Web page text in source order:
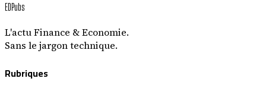
EDPubs
L'actu Finance & Economie.
Sans le jargon technique.
Rubriques